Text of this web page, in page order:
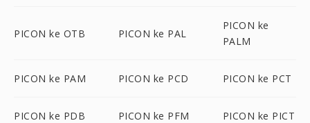
PICON ke OTB PICON ke PAL
PICON ke
PALM
PICON ke PAM PICON ke PCD PICON ke PCT
PICON ke PDB PICON ke PFM PICON ke PICT